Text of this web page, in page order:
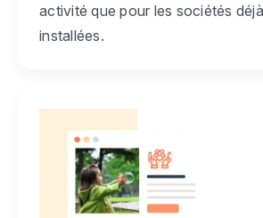
activité que pour les sociétés
installées.